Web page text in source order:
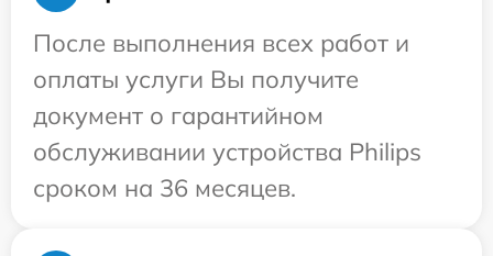
После выполнения всех работ и
оплаты услуги Вы получите
документ о гарантийном
обслуживании устройства Philips
сроком на 36 месяцев.